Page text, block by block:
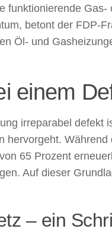
funktionierende
betont der FDP-
Öl- und
einem
irreparabel defekt
hervorgeht.
65 Prozent
Auf dieser
– ein